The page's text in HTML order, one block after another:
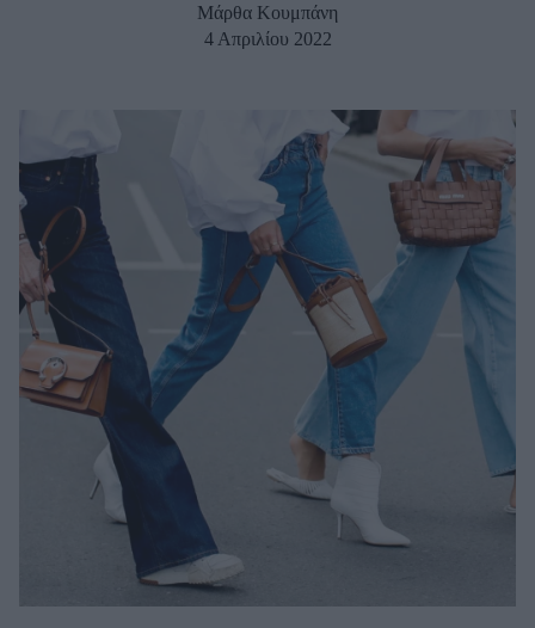
Beauty - Ομορφιά
Beauty News
Well being
Ψυχολογία
Υγεία + Διατροφή
Σχέσεις & Σεξ
Fitness
Woman Power
Parenting
Working Girl
Πρόσωπα
Μάρθα Κουμπάνη
4 Απριλίου 2022